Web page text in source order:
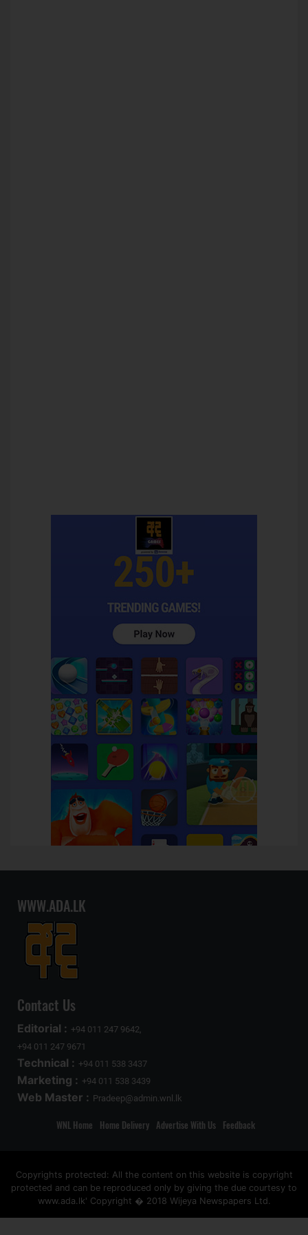
WWW.ADA.LK
Contact Us
Editorial : +94 011 247 9642,
+94 011 247 9671
Technical : +94 011 538 3437
Marketing : +94 011 538 3439
Web Master : Pradeep@admin.wnl.lk
WNL Home Home Delivery Advertise With Us Feedback
Copyrights protected: All the content on this website is copyright
protected and can be reproduced only by giving the due courtesy to
www.ada.lk' Copyright � 2018 Wijeya Newspapers Ltd.